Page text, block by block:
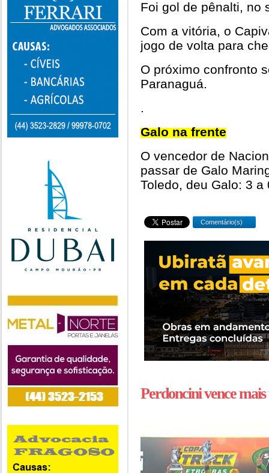
Foi gol de pênalti, no
Com a vitória, o
jogo de volta para
O próximo confronto
Paranaguá.
.
Galo na frente
O vencedor de
passar de Galo
Toledo, deu Galo: 3 a
Comentário(s)
Perdoncini vence